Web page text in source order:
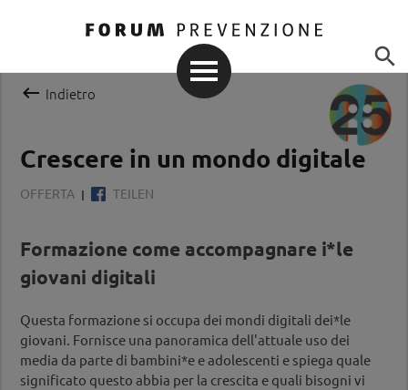

 Indietro
Crescere in un mondo digitale
OFFERTA TEILEN
Formazione come accompagnare i*le
giovani digitali
Questa formazione si occupa dei mondi digitali dei*le
giovani. Fornisce una panoramica dell'attuale uso dei
media da parte di bambini*e e adolescenti e spiega quale
significato questo abbia per la crescita e quali bisogni vi